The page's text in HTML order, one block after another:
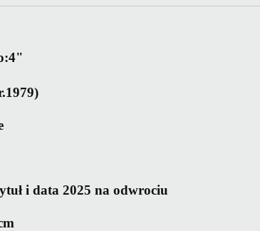
i data 2025 na odwrociu